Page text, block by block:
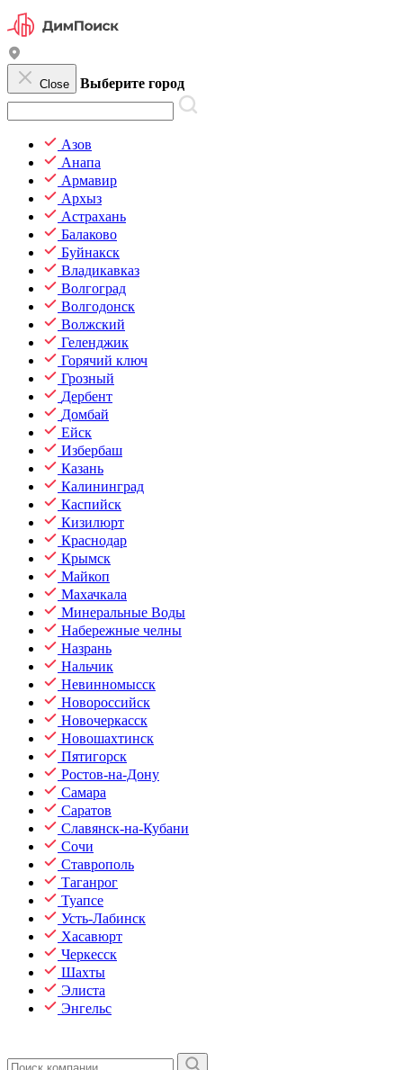
Close Выберите город
Азов
Анапа
Армавир
Архыз
Астрахань
Балаково
Буйнакск
Владикавказ
Волгоград
Волгодонск
Волжский
Геленджик
Горячий ключ
Грозный
Дербент
Домбай
Ейск
Избербаш
Казань
Калининград
Каспийск
Кизилюрт
Краснодар
Крымск
Майкоп
Махачкала
Минеральные Воды
Набережные челны
Назрань
Нальчик
Невинномысск
Новороссийск
Новочеркасск
Новошахтинск
Пятигорск
Ростов-на-Дону
Самара
Саратов
Славянск-на-Кубани
Сочи
Ставрополь
Таганрог
Туапсе
Усть-Лабинск
Хасавюрт
Черкесск
Шахты
Элиста
Энгельс